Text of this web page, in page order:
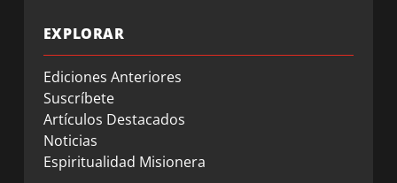
EXPLORAR
Ediciones Anteriores
Suscríbete
Artículos Destacados
Noticias
Espiritualidad Misionera